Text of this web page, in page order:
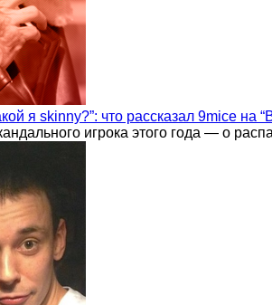
я skinny?”: что рассказал 9mice на
игрока этого года — о